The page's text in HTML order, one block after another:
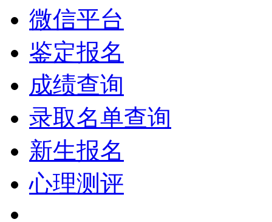
微信平台
鉴定报名
成绩查询
录取名单查询
新生报名
心理测评